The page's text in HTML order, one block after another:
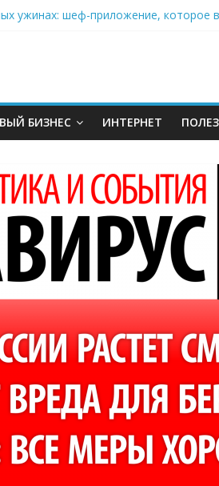
ужинах: шеф-приложение, которое
БИЗНЕС ИНТЕРНЕТ